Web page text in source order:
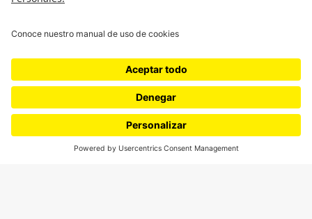
Cultura
Medio ambiente
¿Quiénes somos?